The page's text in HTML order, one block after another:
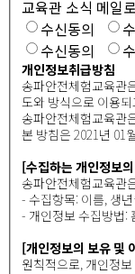
교육관 소식 메일
수신동의
수신동의
개인정보취급방침
송파안전체험교육관
도와 방식으로 이용
송파안전체험교육관
본 방침은 2021년 01
[수집하는 개인정보
송파안전체험교육관
- 수집항목: 이름, 생
- 개인정보 수집방법:
[개인정보의 보유 및
원칙적으로, 개인정